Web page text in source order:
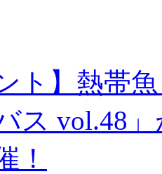
ト】熱帯
ス vol.48
！